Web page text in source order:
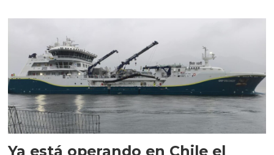
Ya está operando en Chile el